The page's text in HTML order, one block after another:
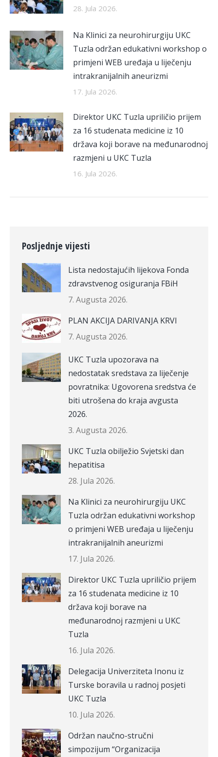
28. Jula 2026.
Na Klinici za neurohirurgiju UKC
Tuzla održan edukativni workshop o
primjeni WEB uređaja u liječenju
intrakranijalnih aneurizmi
17. Jula 2026.
Direktor UKC Tuzla upriličio prijem
za 16 studenata medicine iz 10
država koji borave na međunarodnoj
razmjeni u UKC Tuzla
16. Jula 2026.
Posljednje vijesti
Lista nedostajućih lijekova Fonda
zdravstvenog osiguranja FBiH
7. Augusta 2026.
PLAN AKCIJA DARIVANJA KRVI
7. Augusta 2026.
UKC Tuzla upozorava na
nedostatak sredstava za liječenje
povratnika: Ugovorena sredstva će
biti utrošena do kraja avgusta
2026.
3. Augusta 2026.
UKC Tuzla obilježio Svjetski dan
hepatitisa
28. Jula 2026.
Na Klinici za neurohirurgiju UKC
Tuzla održan edukativni workshop
o primjeni WEB uređaja u liječenju
intrakranijalnih aneurizmi
17. Jula 2026.
Direktor UKC Tuzla upriličio prijem
za 16 studenata medicine iz 10
država koji borave na
međunarodnoj razmjeni u UKC
Tuzla
16. Jula 2026.
Delegacija Univerziteta Inonu iz
Turske boravila u radnoj posjeti
UKC Tuzla
10. Jula 2026.
Održan naučno-stručni
simpozijum “Organizacija